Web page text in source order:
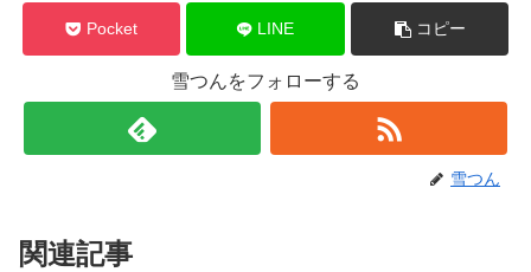
Pocket LINE コピー
雪つんをフォローする
雪つん
関連記事